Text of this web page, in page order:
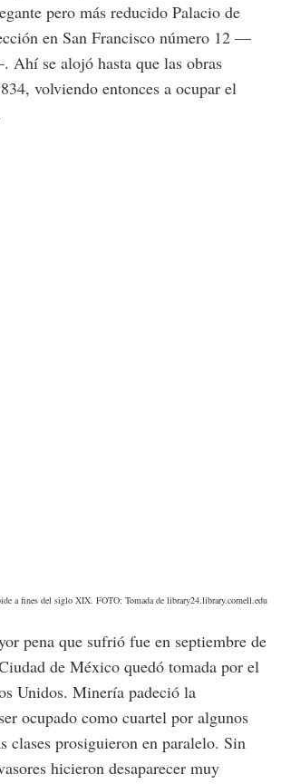
pero más reducido Palacio de
en San Francisco número 12 —
Ahí se alojó hasta que las obras
volviendo entonces a ocupar el
a fines del siglo XIX. FOTO: Tomada de library24.library.cornell.edu
pena que sufrió fue en septiembre de
de México quedó tomada por el
Unidos. Minería padeció la
ocupado como cuartel por algunos
clases prosiguieron en paralelo. Sin
hicieron desaparecer muy